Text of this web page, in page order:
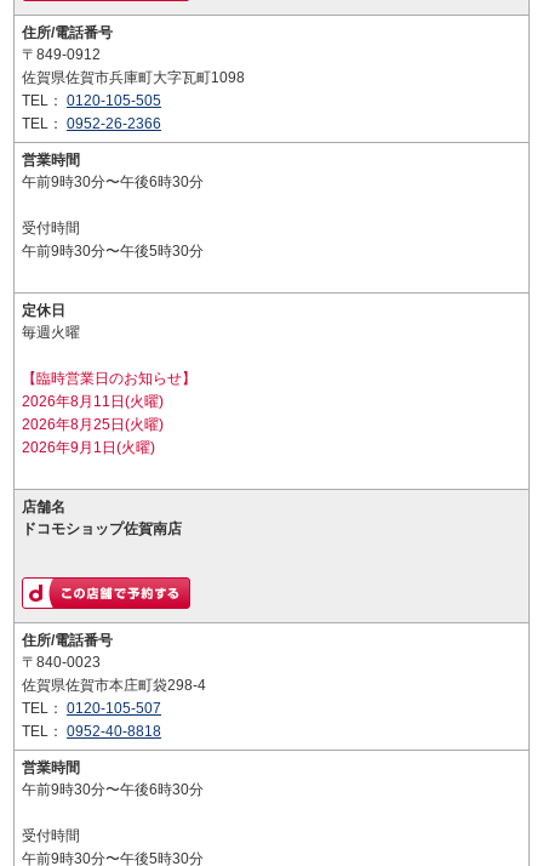
住所/電話番号
〒849-0912
佐賀県佐賀市兵庫町大字瓦町1098
TEL： 0120-105-505
TEL： 0952-26-2366
営業時間
午前9時30分〜午後6時30分
受付時間
午前9時30分〜午後5時30分
定休日
毎週火曜
【臨時営業日のお知らせ】
2026年8月11日(火曜)
2026年8月25日(火曜)
2026年9月1日(火曜)
店舗名
ドコモショップ佐賀南店
住所/電話番号
〒840-0023
佐賀県佐賀市本庄町袋298-4
TEL： 0120-105-507
TEL： 0952-40-8818
営業時間
午前9時30分〜午後6時30分
受付時間
午前9時30分〜午後5時30分